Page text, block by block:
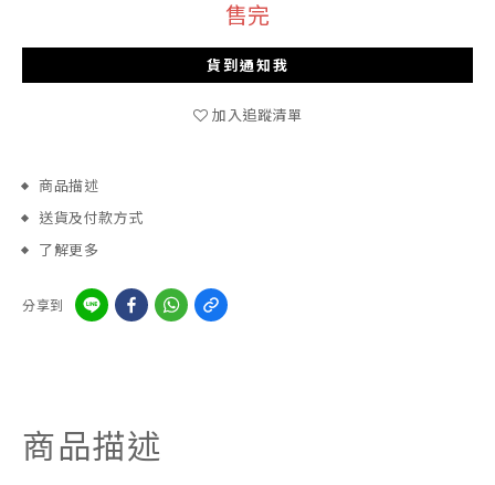
售完
貨到通知我
加入追蹤清單
商品描述
送貨及付款方式
了解更多
分享到
商品描述